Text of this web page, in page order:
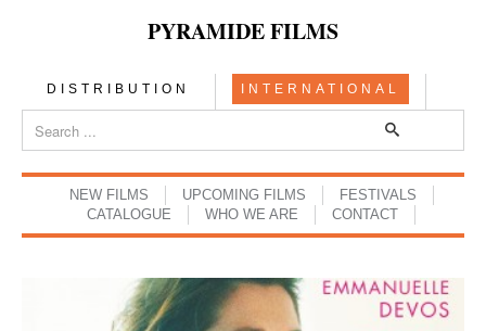
PYRAMIDE FILMS
DISTRIBUTION INTERNATIONAL
NEW FILMS UPCOMING FILMS
FESTIVALS
CATALOGUE
WHO WE ARE CONTACT